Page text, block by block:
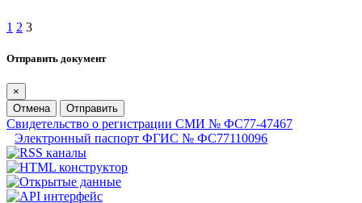
1 2 3
Отправить документ
×
Отмена
Отправить
Свидетельство о регистрации СМИ № ФС77-47467
Электронный паспорт ФГИС № ФС77110096